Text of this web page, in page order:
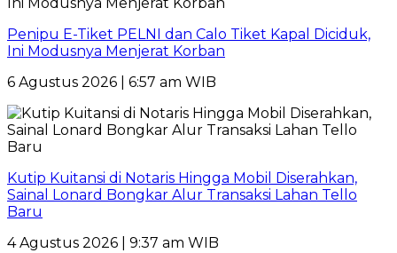
Penipu E-Tiket PELNI dan Calo Tiket Kapal Diciduk,
Ini Modusnya Menjerat Korban
6 Agustus 2026 | 6:57 am WIB
Kutip Kuitansi di Notaris Hingga Mobil Diserahkan,
Sainal Lonard Bongkar Alur Transaksi Lahan Tello
Baru
4 Agustus 2026 | 9:37 am WIB